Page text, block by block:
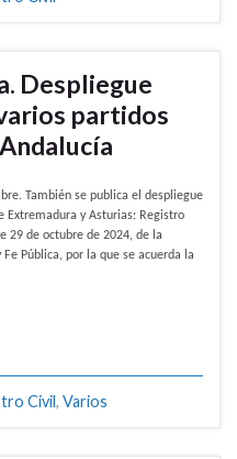
Despliegue
partidos
También se publica el despliegue
Extremadura y Asturias: Registro
29 de octubre de 2024, de la
Pública, por la que se acuerda la
Civil, Varios